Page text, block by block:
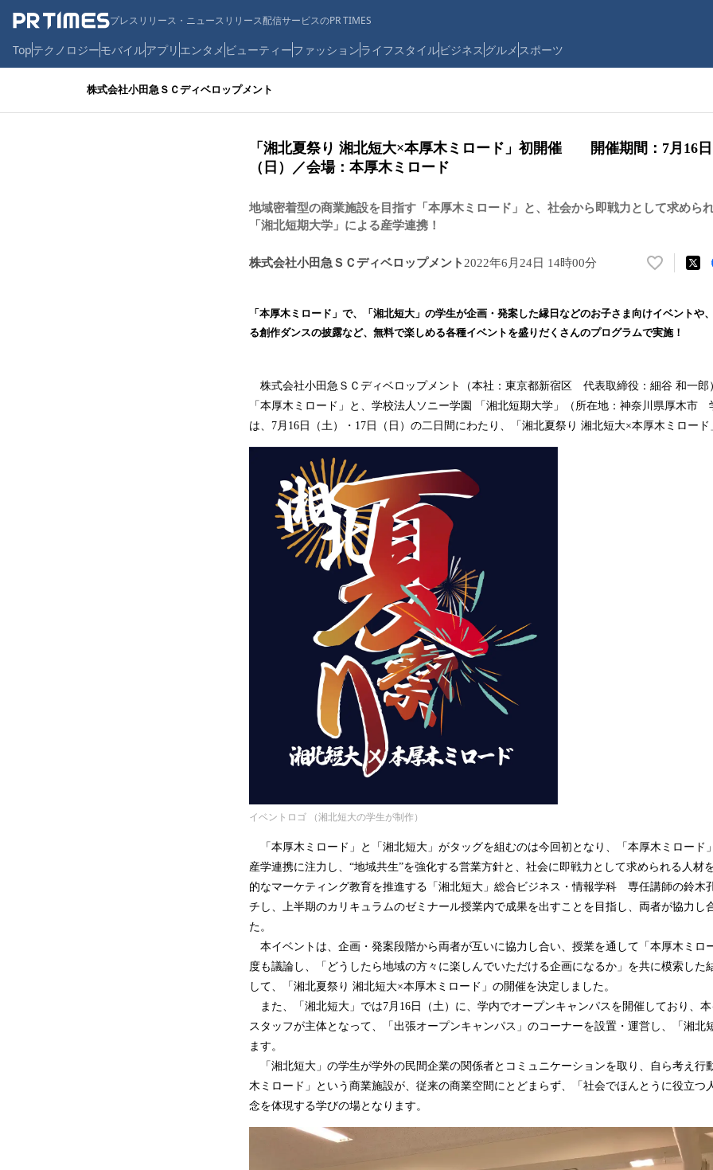
プレスリリース・ニュースリリース配信サービスのPR TIMES
Topテクノロジーモバイルアプリ エンタメ ビューティーファッションライフスタイルビジネス グルメ スポーツ
株式会社小田急ＳＣディベロップメント
「湘北夏祭り 湘北短大×本厚木ミロード」初開催 開催期間：7月16日
（日）／会場：本厚木ミロード
地域密着型の商業施設を目指す「本厚木ミロード」と、社会から即戦力として求めら
「湘北短期大学」による産学連携！
株式会社小田急ＳＣディベロップメント 2022年6月24日 14時00分
い
！
数
み
込
み
「本厚木ミロード」で、「湘北短大」の学生が企画・発案した縁日などのお子さま向けイベントや
る創作ダンスの披露など、無料で楽しめる各種イベントを盛りだくさんのプログラムで実施！
株式会社小田急ＳＣディベロップメント（本社：東京都新宿区 代表取締役：細谷 和一郎
「本厚木ミロード」と、学校法人ソニー学園 「湘北短期大学」（所在地：神奈川県厚木市
は、7月16日（土）・17日（日）の二日間にわたり、「湘北夏祭り 湘北短大×本厚木ミロード
イベントロゴ （湘北短大の学生が制作）
「本厚木ミロード」と「湘北短大」がタッグを組むのは今回初となり、「本厚木ミロード
産学連携に注力し、“地域共生”を強化する営業方針と、社会に即戦力として求められる人材
的なマーケティング教育を推進する「湘北短大」総合ビジネス・情報学科 専任講師の鈴木
チし、上半期のカリキュラムのゼミナール授業内で成果を出すことを目指し、両者が協力し
た。
本イベントは、企画・発案段階から両者が互いに協力し合い、授業を通して「本厚木ミロ
度も議論し、「どうしたら地域の方々に楽しんでいただける企画になるか」を共に模索した
して、「湘北夏祭り 湘北短大×本厚木ミロード」の開催を決定しました。
また、「湘北短大」では7月16日（土）に、学内でオープンキャンパスを開催しており、
スタッフが主体となって、「出張オープンキャンパス」のコーナーを設置・運営し、「湘北
ます。
「湘北短大」の学生が学外の民間企業の関係者とコミュニケーションを取り、自ら考え行
木ミロード」という商業施設が、従来の商業空間にとどまらず、「社会でほんとうに役立つ
念を体現する学びの場となります。